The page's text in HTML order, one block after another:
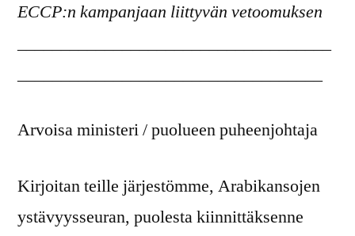
ECCP:n kampanjaan liittyvän vetoomuksen
Arvoisa ministeri / puolueen puheenjohtaja
Kirjoitan teille järjestömme, Arabikansojen
ystävyysseuran, puolesta kiinnittäksenne